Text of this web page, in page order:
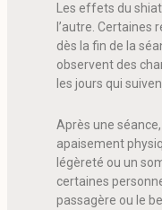
Les effets du
l’autre.
dès la fin de la
observent des
les jours qui
Après une
apaisement
légèreté ou un
certaines
passagère ou le